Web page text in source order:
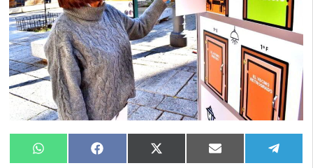
Compartir
WhatsAppCompartir
FacebookCompartir
X
Compartir
Email